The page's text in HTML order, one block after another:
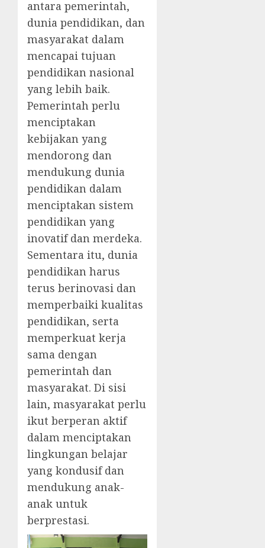
antara pemerintah,
dunia pendidikan, dan
masyarakat dalam
mencapai tujuan
pendidikan nasional
yang lebih baik.
Pemerintah perlu
menciptakan
kebijakan yang
mendorong dan
mendukung dunia
pendidikan dalam
menciptakan sistem
pendidikan yang
inovatif dan merdeka.
Sementara itu, dunia
pendidikan harus
terus berinovasi dan
memperbaiki kualitas
pendidikan, serta
memperkuat kerja
sama dengan
pemerintah dan
masyarakat. Di sisi
lain, masyarakat perlu
ikut berperan aktif
dalam menciptakan
lingkungan belajar
yang kondusif dan
mendukung anak-
anak untuk
berprestasi.